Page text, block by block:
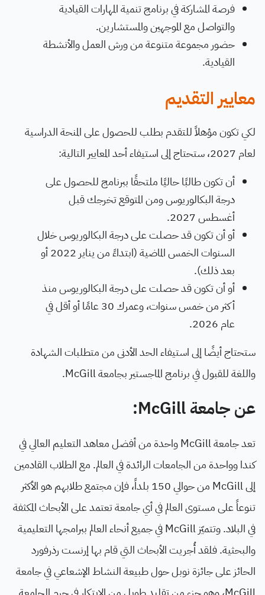
فرصة المشاركة في برنامج تنمية المهارات القيادية
والتواصل مع الموجهين والمستشارين.
حضور مجموعة متنوعة من ورش العمل والأنشطة
القيادية.
معايير التقديم
لكي تكون مؤهلاً للتقدم بطلب للحصول على المنحة الدراسية
لعام 2027، ستحتاج إلى استيفاء أحد المعايير التالية:
أن تكون طالبًا حاليًا ملتحقًا ببرنامج للحصول على
درجة البكالوريوس ومن المتوقع تخرجك قبل
أغسطس 2027.
أو أن تكون قد حصلت على درجة البكالوريوس خلال
السنوات الخمس الماضية (ابتداءً من يناير 2022 أو
بعد ذلك).
أو أن تكون قد حصلت على درجة البكالوريوس منذ
أكثر من خمس سنوات، وعمرك 30 عامًا أو أقل في
عام 2026.
ستحتاج أيضًا إلى استيفاء الحد الأدنى من متطلبات الشهادة
واللغة للقبول في برنامج الماجستير بجامعة McGill.
عن جامعة McGill:
تعد جامعة McGill واحدة من أفضل معاهد التعليم العالي في
كندا وواحدة من الجامعات الرائدة في العالم. مع الطلاب القادمين
إلى McGill من حوالي 150 بلداً، فإن مجتمع طلابهم هو الأكثر
تنوعاً على مستوى العالم في أي جامعة تعتمد على الأبحاث المكثفة
في البلاد. وتتميّز McGill في جميع أنحاء العالم ببرامجها التعليمية
والبحثية. فلقد أُجريت الأبحاث التي قام بها إرنست رذرفورد
الحائز على جائزة نوبل حول طبيعة النشاط الإشعاعي في جامعة